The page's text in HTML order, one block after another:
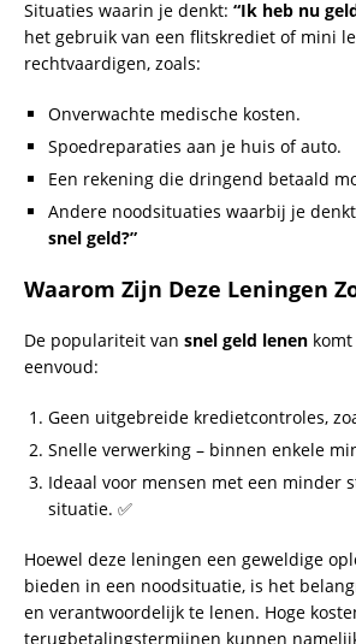
Hoewel deze leningen een geweldige
bieden in een noodsituatie, is het
terugbetalingstermijnen kunnen
financiële druk leiden.
Hieronder vindt u een overzicht van
Nederland die snelle leningen
Kredietverstrekker
zonder BKR-
Lender & Spender
Biedt
looptijd van 2
negatieve BKR-
Santander
Verstrekt
€50.000 met